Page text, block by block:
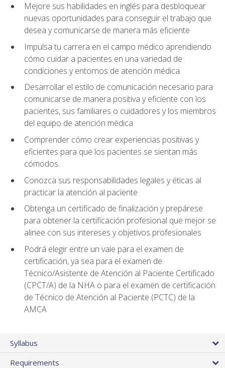
Mejore sus habilidades en inglés para desbloquear
nuevas oportunidades para conseguir el trabajo que
desea y comunicarse de manera más eficiente
Impulsa tu carrera en el campo médico aprendiendo
cómo cuidar a pacientes en una variedad de
condiciones y entornos de atención médica
Desarrollar el estilo de comunicación necesario para
comunicarse de manera positiva y eficiente con los
pacientes, sus familiares o cuidadores y los miembros
del equipo de atención médica
Comprender cómo crear experiencias positivas y
eficientes para que los pacientes se sientan más
cómodos.
Conozca sus responsabilidades legales y éticas al
practicar la atención al paciente
Obtenga un certificado de finalización y prepárese
para obtener la certificación profesional que mejor se
alinee con sus intereses y objetivos profesionales
Podrá elegir entre un vale para el examen de
certificación, ya sea para el examen de
Técnico/Asistente de Atención al Paciente Certificado
(CPCT/A) de la NHA o para el examen de certificación
de Técnico de Atención al Paciente (PCTC) de la
AMCA
Syllabus
Requirements